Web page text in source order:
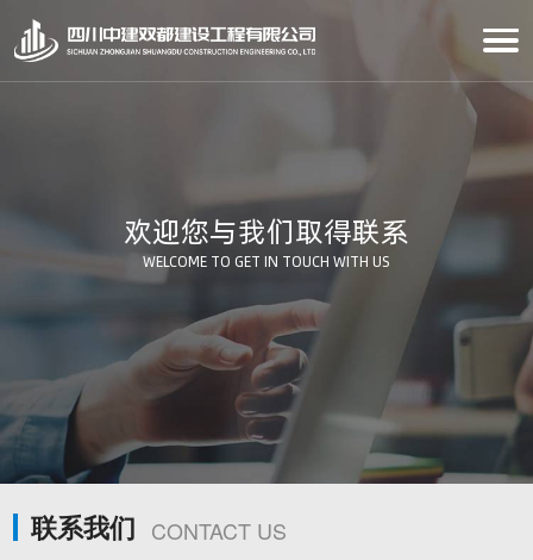
欢迎您与我们取得联系
WELCOME TO GET IN TOUCH WITH US
联系我们 CONTACT US